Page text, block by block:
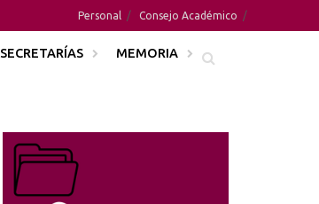
Personal Consejo Académico
SECRETARÍAS MEMORIA